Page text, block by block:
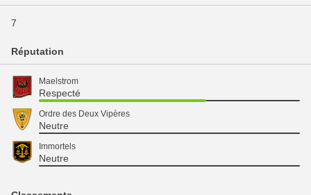
7
Réputation
Maelstrom
Respecté
Ordre des Deux Vipères
Neutre
Immortels
Neutre